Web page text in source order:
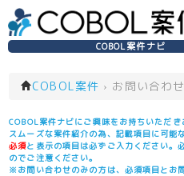
COBOL案件ナビ
COBOL案件 › お問い合わせ
COBOL案件ナビにご興味をお持ちいただき
スムーズな案件紹介の為、記載項目に可能
必須と表示の項目は必ずご入力ください。
のでご注意ください。
※お問い合わせのみの方は、必須項目とお